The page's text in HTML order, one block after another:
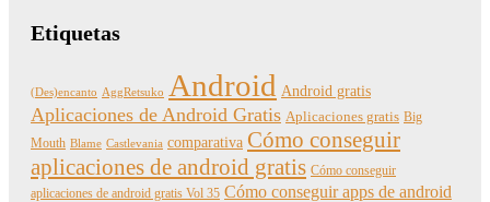
Etiquetas
(Des)encanto AggRetsuko Android Android gratis
Aplicaciones de Android Gratis Aplicaciones gratis Big
Mouth Blame Castlevania comparativa Cómo conseguir
aplicaciones de android gratis Cómo conseguir
aplicaciones de android gratis Vol 35 Cómo conseguir apps de android